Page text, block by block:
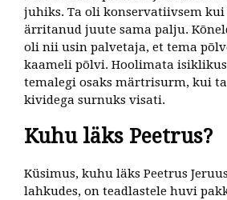
juhiks. Ta oli konservatiivsem kui
ärritanud juute sama palju.
oli nii usin palvetaja, et tema
kaameli põlvi. Hoolimata
temalegi osaks märtrisurm, kui ta
kividega surnuks visati.
Kuhu läks Peetrus?
Küsimus, kuhu läks Peetrus
lahkudes, on teadlastele huvi